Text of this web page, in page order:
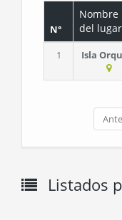
N°
Nombre
del lugar
1 Isla
Listados